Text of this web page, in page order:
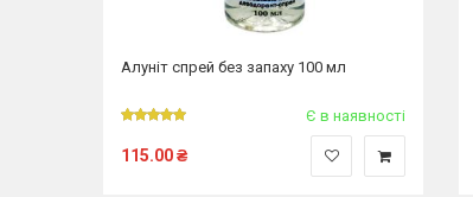
Алуніт спрей без запаху 100 мл
Є в наявності
115.00₴